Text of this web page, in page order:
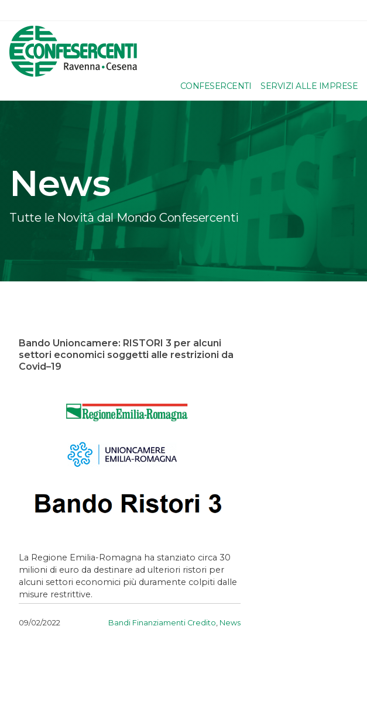
CONFESERCENTI SERVIZI ALLE IMPRESE
News
Tutte le Novità dal Mondo Confesercenti
Bando Unioncamere: RISTORI 3 per alcuni
settori economici soggetti alle restrizioni da
Covid–19
La Regione Emilia-Romagna ha stanziato circa 30
milioni di euro da destinare ad ulteriori ristori per
alcuni settori economici più duramente colpiti dalle
misure restrittive.
09/02/2022 Bandi Finanziamenti Credito News